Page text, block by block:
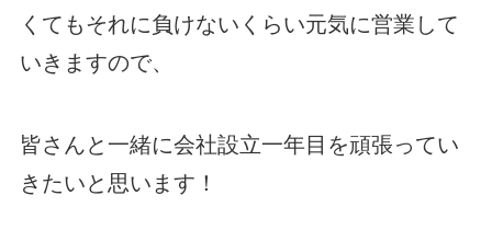
くてもそれに負けないくらい元気に営業して
いきますので、
皆さんと一緒に会社設立一年目を頑張ってい
きたいと思います！